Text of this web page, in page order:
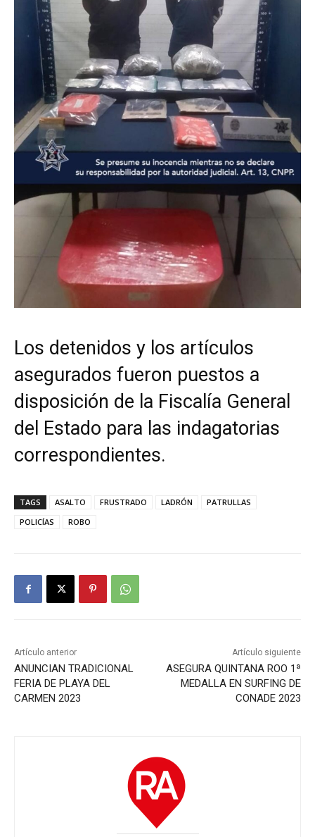
Los detenidos y los artículos
asegurados fueron puestos a
disposición de la Fiscalía General
del Estado para las indagatorias
correspondientes.
TAGS ASALTO FRUSTRADO LADRÓN
PATRULLAS
POLICÍAS
ROBO
Artículo anterior
ANUNCIAN TRADICIONAL
FERIA DE PLAYA DEL
CARMEN 2023
Artículo siguiente
ASEGURA QUINTANA ROO 1ª
MEDALLA EN SURFING DE
CONADE 2023